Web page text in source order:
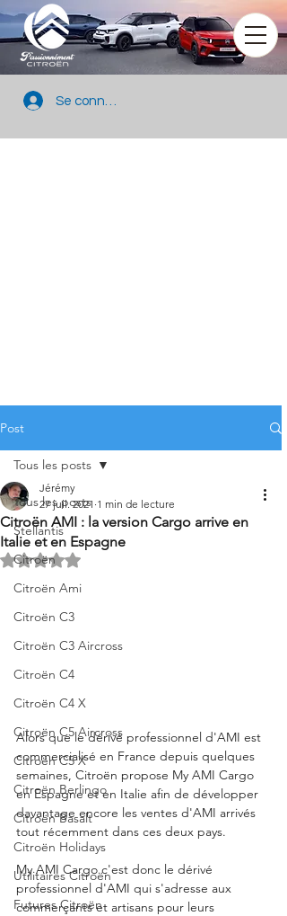
Se connecter
Post
Tous les posts
Stellantis
Citroën
Citroën Ami
Citroën C3
Citroën C3 Aircross
Citroën C4
Citroën C4 X
Citroën C5 Aircross
Citroën C5 X
Citroën Berlingo
Citroën Basalt
Citroën Holidays
Utilitaires Citroën
Futures Citroën
Tous les posts
Citroën AMI : la version Cargo arrive en
Italie et en Espagne
Jérémy
27 juil. 2021 1 min de lecture
Noté NaN étoiles sur 5.
Alors que le dérivé professionnel d'AMI est
commercialisé en France depuis quelques
semaines, Citroën propose My AMI Cargo
en Espagne et en Italie afin de développer
davantage encore les ventes d'AMI arrivés
tout récemment dans ces deux pays.
My AMI Cargo c'est donc le dérivé
professionnel d'AMI qui s'adresse aux
commerçants et artisans pour leurs